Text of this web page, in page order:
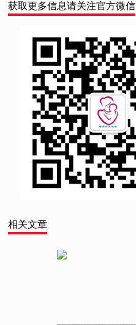
获取更多信息请关注官方微信
相关文章